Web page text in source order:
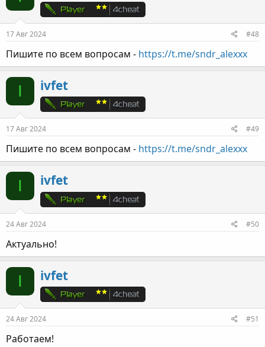
17 Авг 2024 #48
Пишите по всем вопросам - https://t.me/sndr_alexxx
I ivfet
17 Авг 2024 #49
Пишите по всем вопросам - https://t.me/sndr_alexxx
I ivfet
24 Авг 2024 #50
Актуально!
I ivfet
24 Авг 2024 #51
Работаем!